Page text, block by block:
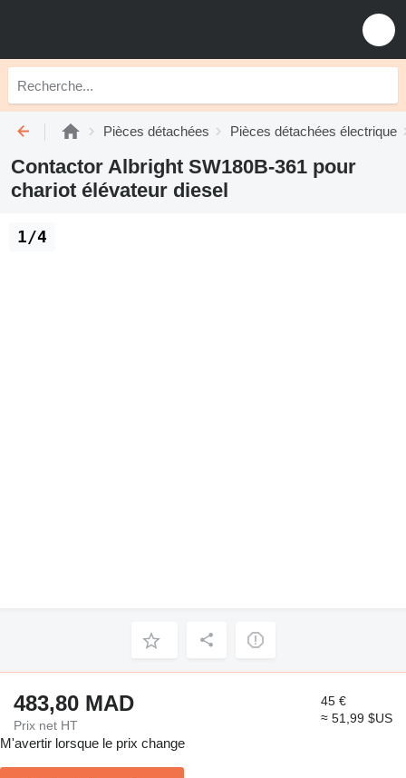
Pièces détachées Pièces détachées électrique
Contactor Albright SW180B-361 pour
chariot élévateur diesel
1/4
483,80 MAD
Prix net HT
45 €
≈ 51,99 $US
M'avertir lorsque le prix change